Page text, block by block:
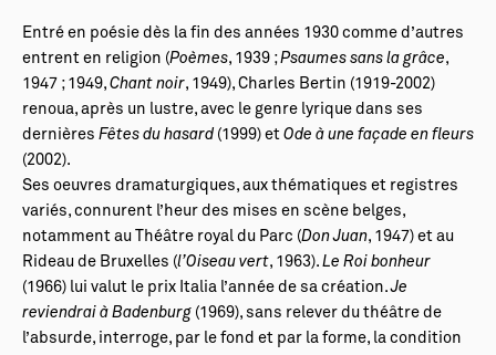
Entré en poésie dès la fin des années 1930 comme d’autres
entrent en religion (Poèmes, 1939 ;Psaumes sans la grâce,
1947 ; 1949, Chant noir, 1949), Charles Bertin (1919-2002)
renoua, après un lustre, avec le genre lyrique dans ses
dernières Fêtes du hasard (1999) et Ode à une façade en fleurs
(2002).
Ses oeuvres dramaturgiques, aux thématiques et registres
variés, connurent l’heur des mises en scène belges,
notamment au Théâtre royal du Parc (Don Juan, 1947) et au
Rideau de Bruxelles (l’Oiseau vert, 1963). Le Roi bonheur
(1966) lui valut le prix Italia l’année de sa création.Je
reviendrai à Badenburg (1969), sans relever du théâtre de
l’absurde, interroge, par le fond et par la forme, la condition